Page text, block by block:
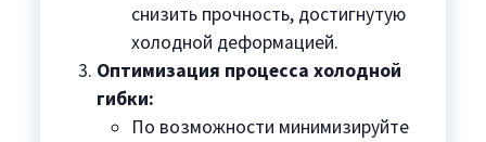
снизить прочность, достигнутую
холодной деформацией.
Оптимизация процесса холодной
гибки:
По возможности минимизируйте